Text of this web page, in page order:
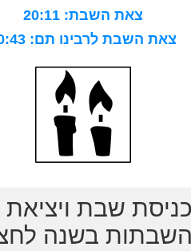
צאת השבת: 20:11
צאת השבת לרבינו תם: 20:43
כניסת שבת
בשנה